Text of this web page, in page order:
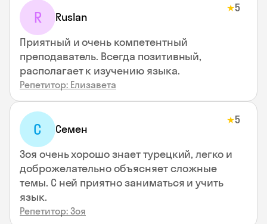
R Ruslan
★5
Приятный и очень компетентный
преподаватель. Всегда позитивный,
располагает к изучению языка.
Репетитор: Елизавета
С Семен
★5
Зоя очень хорошо знает турецкий, легко и
доброжелательно объясняет сложные
темы. С ней приятно заниматься и учить
язык.
Репетитор: Зоя